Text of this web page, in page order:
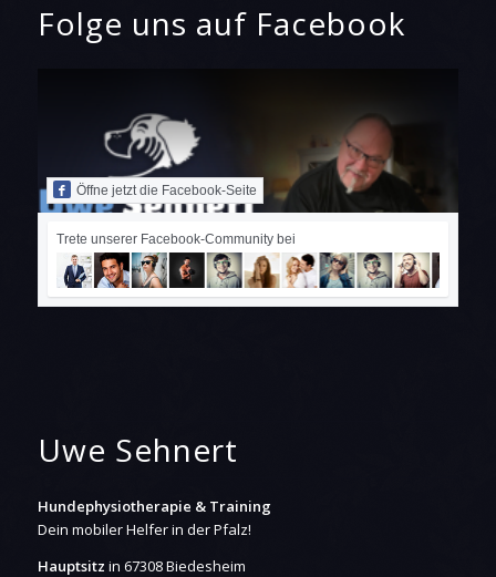
Folge uns auf Facebook
Öffne jetzt die Facebook-Seite
Trete unserer Facebook-Community bei
Uwe Sehnert
Hundephysiotherapie & Training
Dein mobiler Helfer in der Pfalz!
Hauptsitz in 67308 Biedesheim